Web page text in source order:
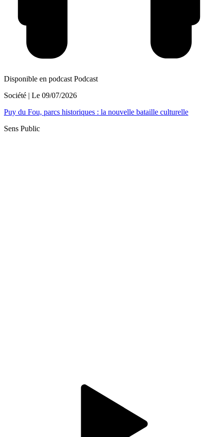
Disponible en podcast Podcast
Société | Le 09/07/2026
Puy du Fou, parcs historiques : la nouvelle bataille culturelle
Sens Public